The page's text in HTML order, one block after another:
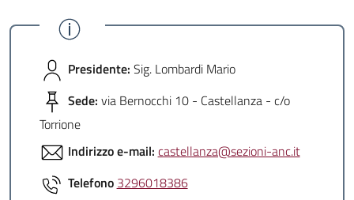
Presidente: Sig. Lombardi Mario
Sede: via Bernocchi 10 - Castellanza - c/o
Torrione
Indirizzo e-mail: castellanza@sezioni-anc.it
Telefono 3296018386